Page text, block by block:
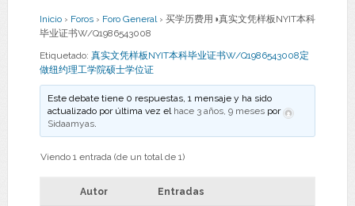
Inicio › Foros › Foro General › 买学历费用◑真实文凭样板NYIT本科
毕业证书W/Q1986543008
Etiquetado: 真实文凭样板NYIT本科毕业证书W/Q1986543008定
做纽约理工学院硕士学位证
Este debate tiene 0 respuestas, 1 mensaje y ha sido
actualizado por última vez el hace 3 años, 9 meses por
Sidaamyas.
Viendo 1 entrada (de un total de 1)
Autor Entradas